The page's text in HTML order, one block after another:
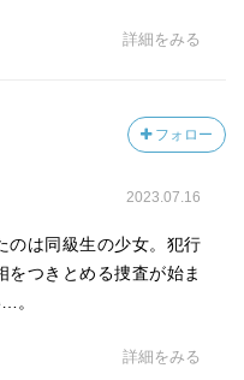
詳細をみる
フォロー
2023.07.16
のは同級生の少女。犯行
をつきとめる捜査が始ま
。
詳細をみる